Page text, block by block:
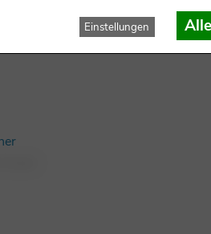
Einstellungen